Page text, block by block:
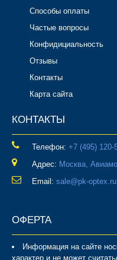
Способы оплаты
Частые вопросы
Конфидициальность
Отзывы
Контакты
Карта сайта
КОНТАКТЫ
Телефон: ‎+7 (495) 120-
Адрес: Москва,
Email: sale@pk-optex.ru
ОФЕРТА
Информация на сайте
характер и не может